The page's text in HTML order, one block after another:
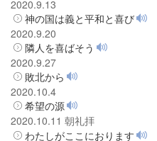
2020.9.13
神の国は義と平和と喜び
2020.9.20
隣人を喜ばそう
2020.9.27
敗北から
2020.10.4
希望の源
2020.10.11 朝礼拝
わたしがここにおります